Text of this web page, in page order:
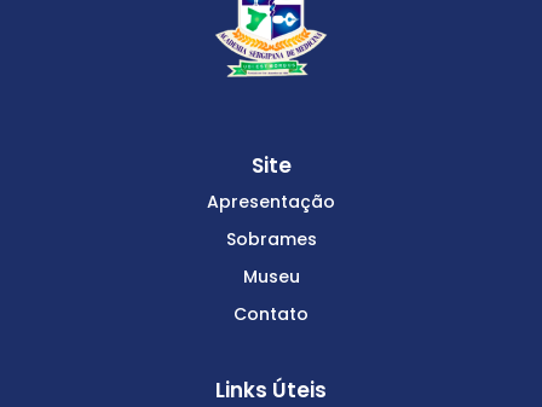
Site
Apresentação
Sobrames
Museu
Contato
Links Úteis